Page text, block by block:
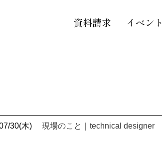
資料請求 イベント
30(木) 現場のこと technical designer